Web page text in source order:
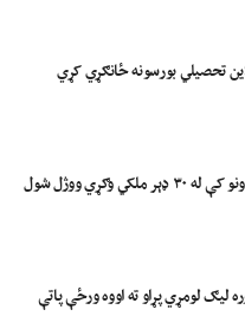
تحصیلي بورسونه ځانګړي کړي
وګړي ووژل شول
لیګ لومړي پړاو ته اووه ورځې پاتې